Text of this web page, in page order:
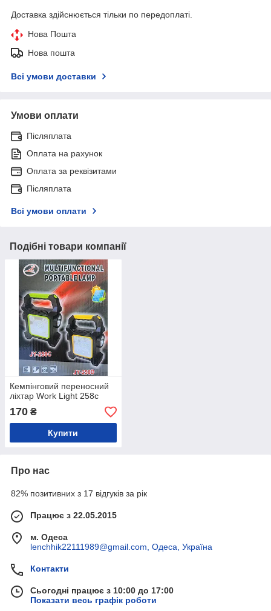
Доставка здійснюється тільки по передоплаті.
Нова Пошта
Нова пошта
Всі умови доставки
Умови оплати
Післяплата
Оплата на рахунок
Оплата за реквізитами
Післяплата
Всі умови оплати
Подібні товари компанії
Кемпінговий переносний
ліхтар Work Light 258с
170 ₴
Купити
Про нас
82% позитивних з 17 відгуків за рік
Працює з 22.05.2015
м. Одеса
lenchhik22111989@gmail.com, Одеса, Україна
Контакти
Сьогодні працює з 10:00 до 17:00
Показати весь графік роботи